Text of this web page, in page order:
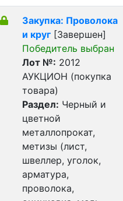
Закупка: Проволока
и круг [Завершен]
Победитель выбран
Лот №: 2012
АУКЦИОН (покупка
товара)
Раздел: Черный и
цветной
металлопрокат,
метизы (лист,
швеллер, уголок,
арматура,
проволока,